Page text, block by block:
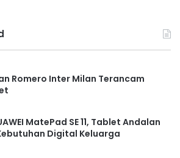
Romero Inter Milan Terancam
MatePad SE 11, Tablet Andalan
Digital Keluarga